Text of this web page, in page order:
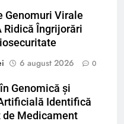
Genomuri Virale
Ridică Îngrijorări
6 august 2026 0
Genomică și
Identifică
de Medicament